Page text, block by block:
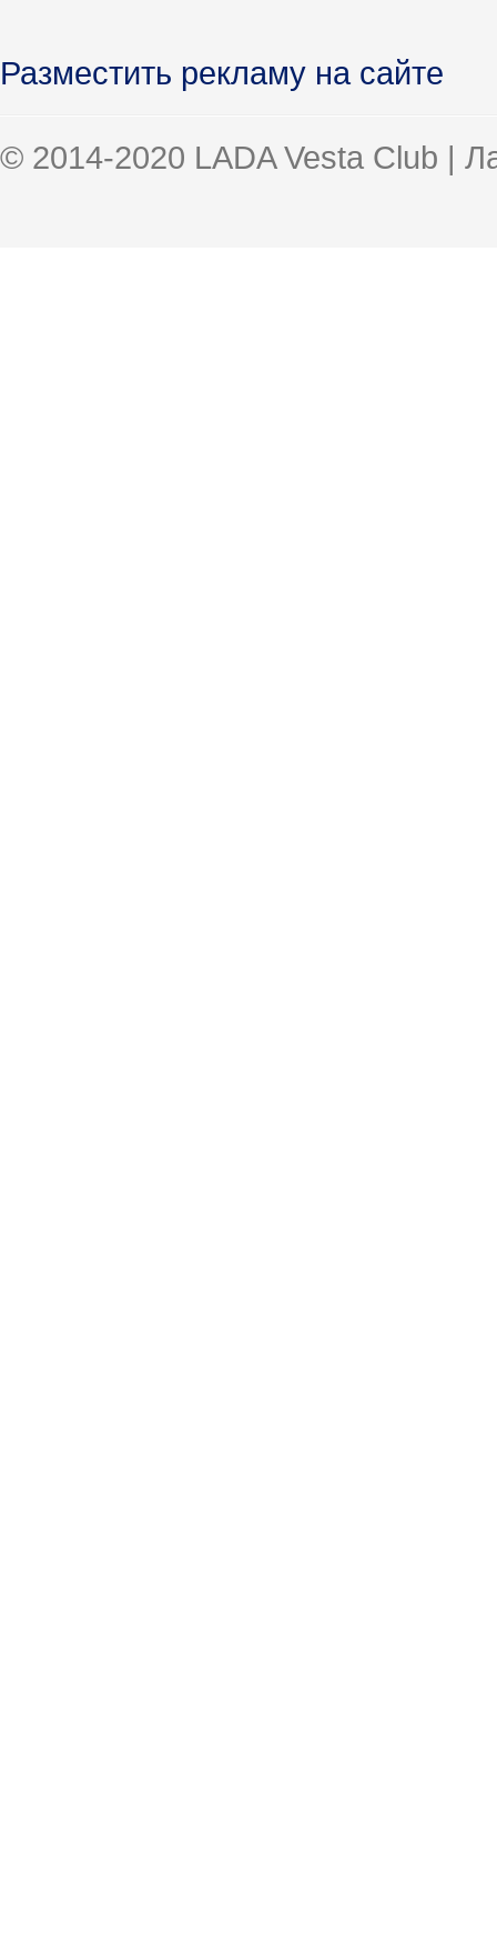
Разместить рекламу на сайте
© 2014-2020 LADA Vesta Club |